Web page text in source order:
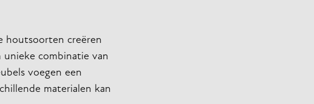
houtsoorten creëren
unieke combinatie van
voegen een
materialen kan